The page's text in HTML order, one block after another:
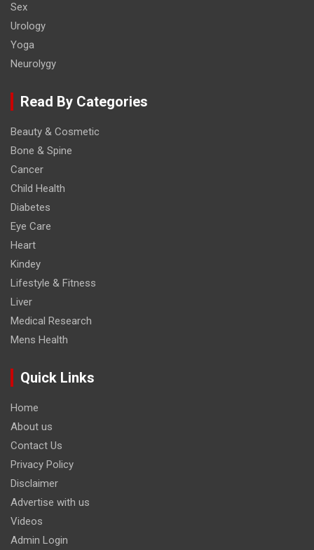
Sex
Urology
Yoga
Neurolygy
Read By Categories
Beauty & Cosmetic
Bone & Spine
Cancer
Child Health
Diabetes
Eye Care
Heart
Kindey
Lifestyle & Fitness
Liver
Medical Research
Mens Health
Quick Links
Home
About us
Contact Us
Privacy Policy
Disclaimer
Advertise with us
Videos
Admin Login